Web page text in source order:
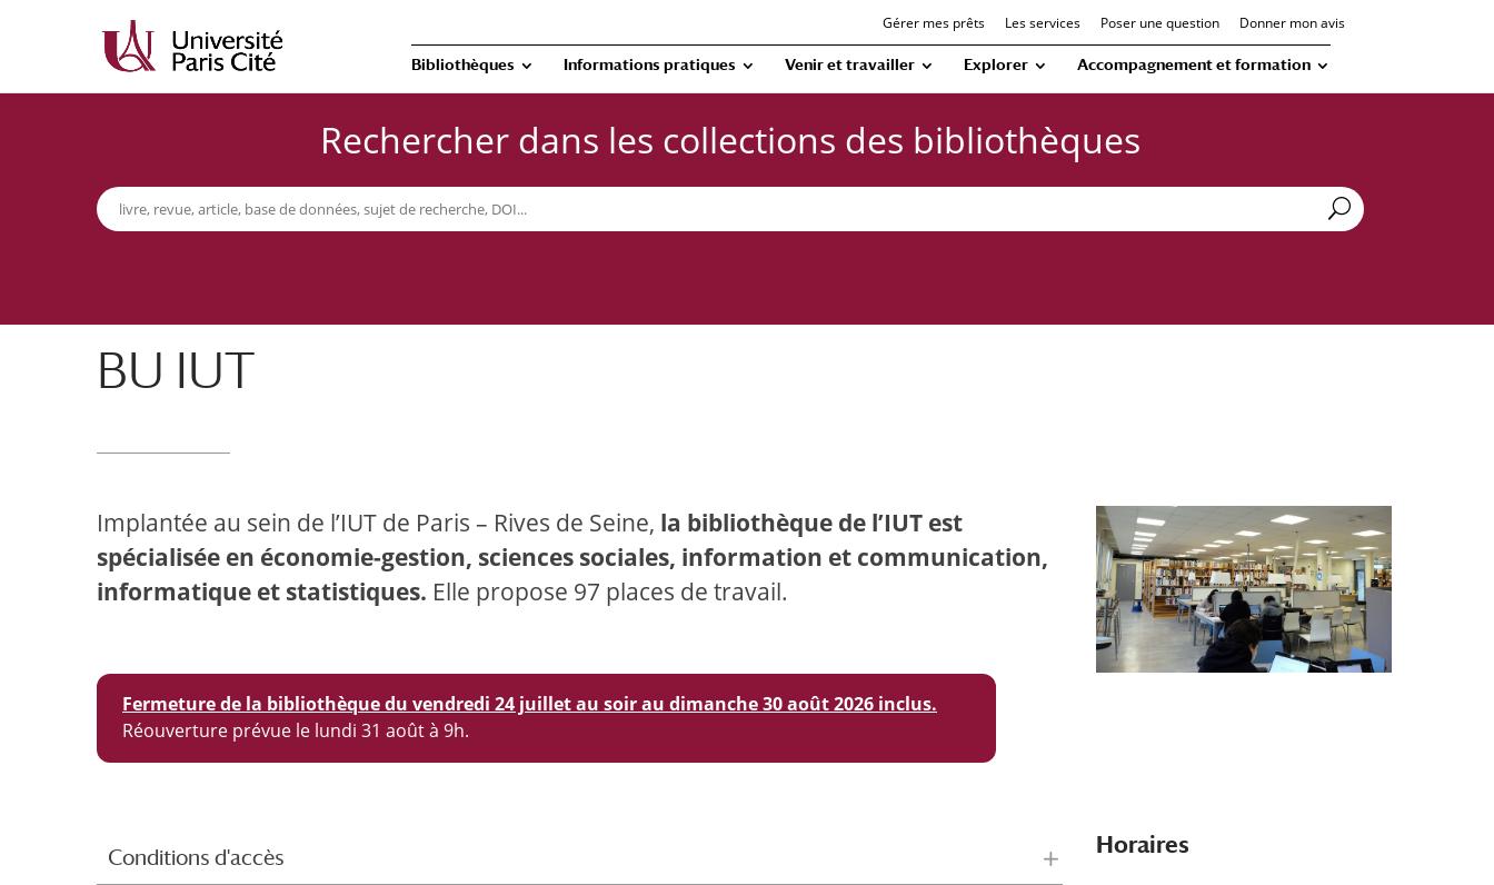
Gérer mes prêts Les services Poser une question Donner mon avis
Bibliothèques Informations pratiques Venir et travailler Explorer Accompagnement et formation
Rechercher dans les collections des bibliothèques
BU IUT
Implantée au sein de l’IUT de Paris – Rives de Seine, la bibliothèque de l’IUT est
spécialisée en économie-gestion, sciences sociales, information et communication,
informatique et statistiques. Elle propose 97 places de travail.
Fermeture de la bibliothèque du vendredi 24 juillet au soir au dimanche 30 août 2026 inclus.
Réouverture prévue le lundi 31 août à 9h.
Conditions d'accès Horaires